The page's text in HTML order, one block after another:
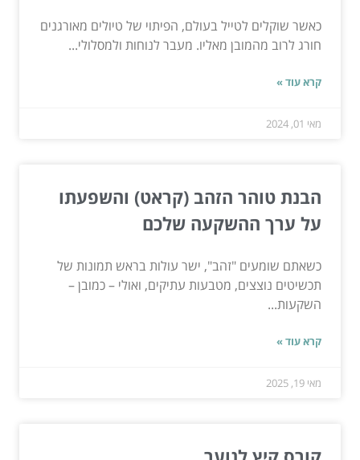
כאשר שוקלים לטייל בעולם, הפיתוי של טיולים מאורגנים
חורג לרוב מהמובן מאליו. מעבר לנוחות ולמסלולי...
קרא עוד »
מאי 01, 2024
הבנת טוהר הזהב (קראט) והשפעתו
על ערך ההשקעה שלכם
כשאתם שומעים "זהב", ישר עולות בראש תמונות של
תכשיטים נוצצים, מטבעות עתיקים, ואולי – כמובן –
השקעות...
קרא עוד »
מאי 19, 2025